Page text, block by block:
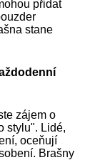
přidat
stane
zájem o
stylu". Lidé,
oceňují
Brašny